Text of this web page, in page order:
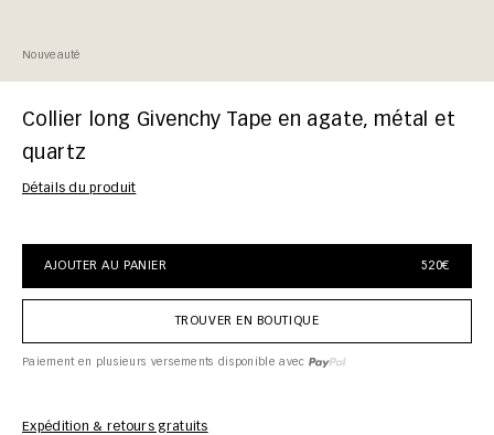
Nouveauté
Collier long Givenchy Tape en agate, métal et
quartz
Détails du produit
AJOUTER AU PANIER 520€
TROUVER EN BOUTIQUE
Paiement en plusieurs versements disponible avec
Expédition & retours gratuits